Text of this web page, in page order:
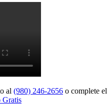
al (980) 246-2656 o complete el
Gratis